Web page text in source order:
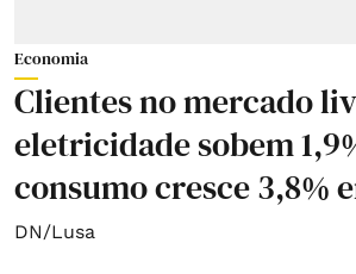
Economia
Clientes no mercado
eletricidade sobem
consumo cresce 3,8%
DN/Lusa